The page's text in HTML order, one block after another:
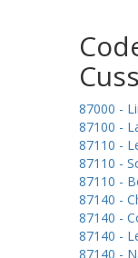
87000 -
87100 -
87110 -
87110 -
87110 -
87140 -
87140 -
87140 -
87140 -